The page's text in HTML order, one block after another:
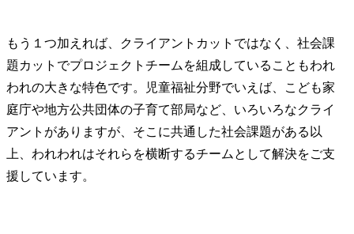
もう１つ加えれば、クライアントカットではなく、社会課
題カットでプロジェクトチームを組成していることもわれ
われの大きな特色です。児童福祉分野でいえば、こども家
庭庁や地方公共団体の子育て部局など、いろいろなクライ
アントがありますが、そこに共通した社会課題がある以
上、われわれはそれらを横断するチームとして解決をご支
援しています。